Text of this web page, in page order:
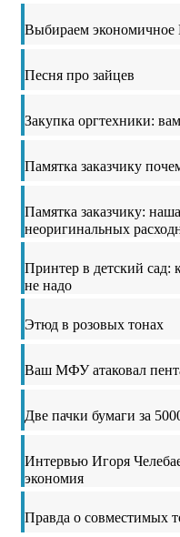
Выбираем
Песня про зайцев
Закупка оргтехники:
Памятка заказчику
Памятка заказчику:
неоригинальных
Принтер в детский
не надо
Этюд в розовых тонах
Ваш МФУ атаковал
Две пачки бумаги за
Интервью Игоря
экономия
Правда о совместимых